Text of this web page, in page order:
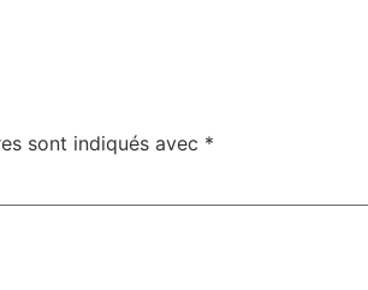
sont indiqués avec *